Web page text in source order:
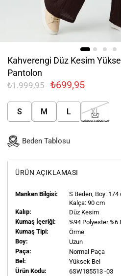
Kahverengi Düz Kesim
Pantolon
₺1.999,95 ₺699,95
S M L XL
Gelince Haber Ver
Beden Tablosu
ÜRÜN AÇIKLAMASI
Manken Bilgisi: S Beden, Boy: 174
Kalça: 90 cm
Kalıp:
Düz Kesim
Kumaş İçeriği:
%94 Polyester %6
Kumaş Tipi:
Örme
Boy:
Uzun
Paça:
Normal Paça
Bel:
Yüksek Bel
Ürün Kodu:
6SW185513 -03